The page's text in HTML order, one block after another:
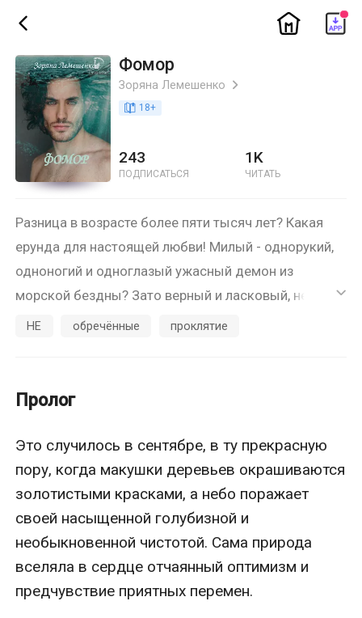
ic_back ic_home
Фомор
Зоряна Лемешенко ic_arrow_right
book_age 18+
243
ПОДПИСАТЬСЯ
1K
ЧИТАТЬ
Разница в возрасте более пяти тысяч лет? Какая
ерунда для настоящей любви! Милый - однорукий,
одноногий и одноглазый ужасный демон из
морской бездны? Зато верный и ласковый, не то,
что некоторые! А вот то, что недоброжелатели
одним из них - уже неприятно. Но они еще не знают,
преграды!
ic_default
HE обречённые проклятие
Пролог
Это случилось в сентябре, в ту прекрасную
пору, когда макушки деревьев окрашиваются
золотистыми красками, а небо поражает
своей насыщенной голубизной и
необыкновенной чистотой. Сама природа
вселяла в сердце отчаянный оптимизм и
предчувствие приятных перемен.